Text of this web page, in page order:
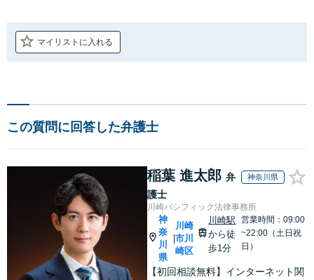
マイリストに入れる
この質問に回答した弁護士
稲葉 進太郎 弁
護士
神奈川県
川崎パシフィック法律事務所
神
奈
川
県
川崎
市川
崎区
川崎駅
から徒
歩1分
営業時間：09:00
~22:00（土日祝
日）
【初回相談無料】インターネット関